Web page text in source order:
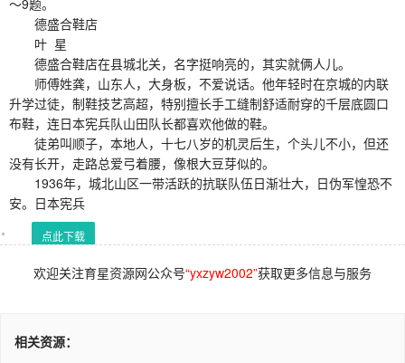
德盛合鞋店
叶 星
德盛合鞋店在县城北关，名字挺响亮的，其实就俩人儿。
师傅姓龚，山东人，大身板，不爱说话。他年轻时在京城的内联
升学过徒，制鞋技艺高超，特别擅长手工缝制舒适耐穿的千层底圆口
布鞋，连日本宪兵队山田队长都喜欢他做的鞋。
徒弟叫顺子，本地人，十七八岁的机灵后生，个头儿不小，但还
没有长开，走路总爱弓着腰，像根大豆芽似的。
1936年，城北山区一带活跃的抗联队伍日渐壮大，日伪军惶恐不
安。日本宪兵
点此下载
欢迎关注育星资源网公众号“yxzyw2002”获取更多信息与服务
相关资源：